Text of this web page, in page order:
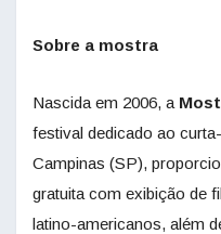
Sobre a mostra
Nascida em 2006, a
festival dedicado ao
Campinas (SP),
gratuita com exibição de
latino-americanos, além